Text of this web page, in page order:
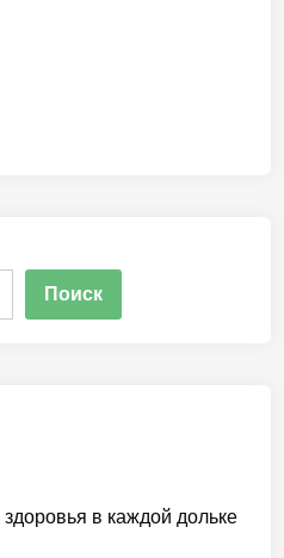
Поиск
здоровья в каждой дольке